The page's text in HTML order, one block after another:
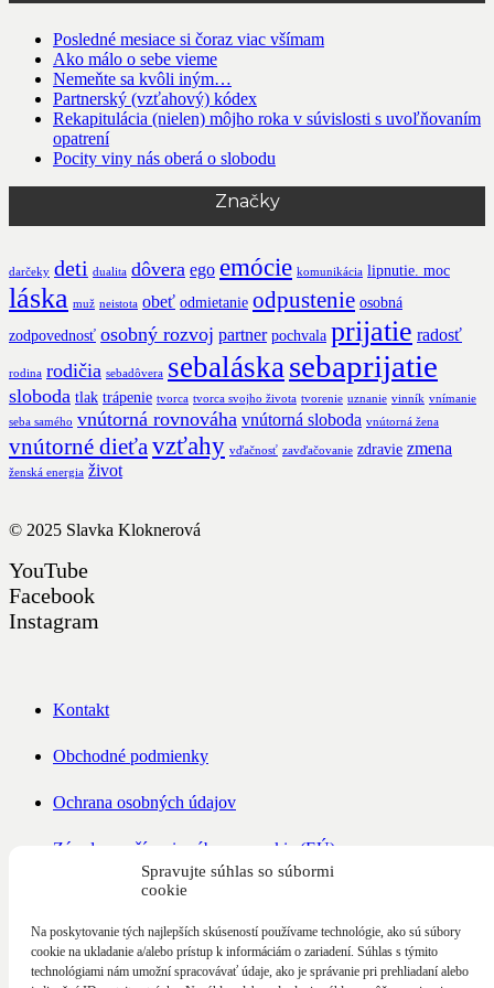
Spravujte súhlas so súbormi
cookie
Na poskytovanie tých najlepších skúseností používame technológie, ako sú súbory
cookie na ukladanie a/alebo prístup k informáciám o zariadení. Súhlas s týmito
technológiami nám umožní spracovávať údaje, ako je správanie pri prehliadaní alebo
Posledné mesiace si čoraz viac všímam
Ako málo o sebe vieme
Nemeňte sa kvôli iným…
Partnerský (vzťahový) kódex
Rekapitulácia (nielen) môjho roka v súvislosti s uvoľňovaním
opatrení
Pocity viny nás oberá o slobodu
Značky
darčeky deti dualita dôvera ego emócie komunikácia lipnutie. moc
láska muž neistota obeť odmietanie odpustenie osobná
zodpovednosť osobný rozvoj partner pochvala prijatie radosť
rodina rodičia sebadôvera sebaláskasebaprijatie
sloboda tlak trápenie tvorca tvorca svojho života tvorenie uznanie vinník vnímanie
seba samého vnútorná rovnováha vnútorná sloboda vnútorná žena
vnútorné dieťa vzťahy vďačnosť zavďačovanie zdravie zmena
ženská energia život
© 2025 Slavka Kloknerová
YouTube
Facebook
Instagram
Kontakt
Obchodné podmienky
Ochrana osobných údajov
Zásady používania súborov cookie (EÚ)